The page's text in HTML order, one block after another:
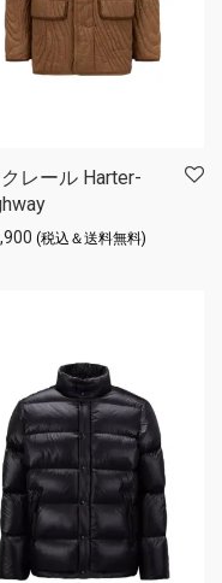
レール Harter-
(税込＆送料無料)